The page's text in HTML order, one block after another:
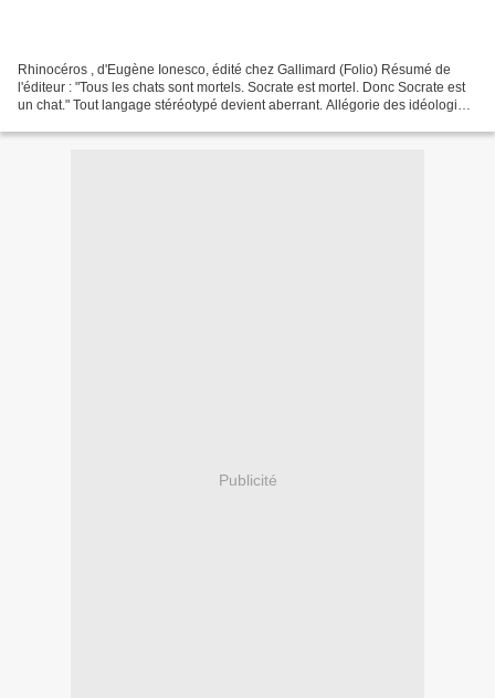
Rhinocéros , d'Eugène Ionesco, édité chez Gallimard (Folio) Résumé de
l'éditeur : "Tous les chats sont mortels. Socrate est mortel. Donc Socrate est
un chat." Tout langage stéréotypé devient aberrant. Allégorie des idéologies
Publicité